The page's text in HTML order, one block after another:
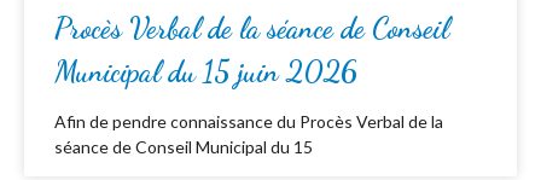
Procès Verbal de la séance de Conseil
Municipal du 15 juin 2026
Afin de pendre connaissance du Procès Verbal de la
séance de Conseil Municipal du 15